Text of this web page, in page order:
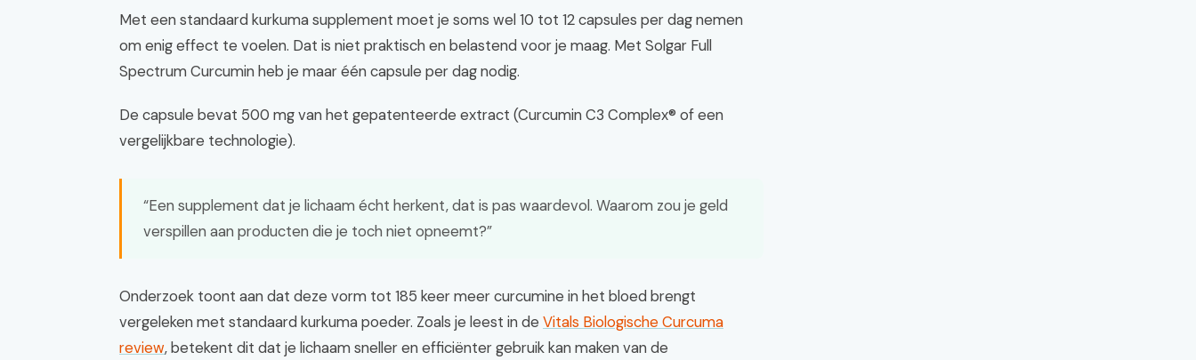
Met een standaard kurkuma supplement moet je soms wel 10 tot 12 capsules per dag nemen
om enig effect te voelen. Dat is niet praktisch en belastend voor je maag. Met Solgar Full
Spectrum Curcumin heb je maar één capsule per dag nodig.
De capsule bevat 500 mg van het gepatenteerde extract (Curcumin C3 Complex® of een
vergelijkbare technologie).
“Een supplement dat je lichaam écht herkent, dat is pas waardevol. Waarom zou je geld
verspillen aan producten die je toch niet opneemt?”
Onderzoek toont aan dat deze vorm tot 185 keer meer curcumine in het bloed brengt
vergeleken met standaard kurkuma poeder. Zoals je leest in de Vitals Biologische Curcuma
review, betekent dit dat je lichaam sneller en efficiënter gebruik kan maken van de